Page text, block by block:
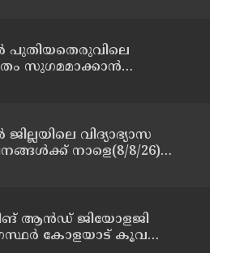
പുതിയതെരുവിലെ
സുഗമമാക്കാന്‍
വിദ്യാഭ്യാസ
നാളെ(8/8/26)
ആൻഡ്​ ജിയോളജി
കോളയാട് കൂവ